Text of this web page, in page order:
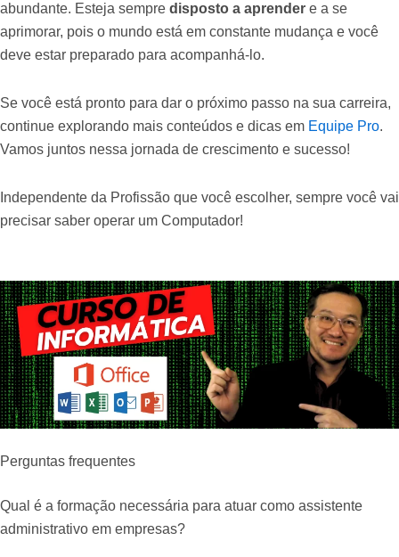
abundante. Esteja sempre disposto a aprender e a se
aprimorar, pois o mundo está em constante mudança e você
deve estar preparado para acompanhá-lo.
Se você está pronto para dar o próximo passo na sua carreira,
continue explorando mais conteúdos e dicas em Equipe Pro.
Vamos juntos nessa jornada de crescimento e sucesso!
Independente da Profissão que você escolher, sempre você vai
precisar saber operar um Computador!
Perguntas frequentes
Qual é a formação necessária para atuar como assistente
administrativo em empresas?